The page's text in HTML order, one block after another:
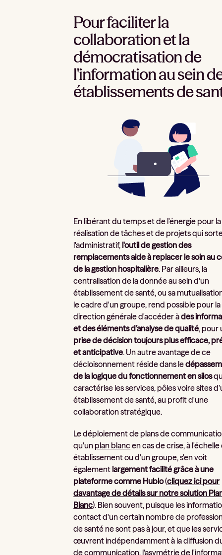
Pour faciliter la
collaboration et la
démocratisation de
l'information au sein
établissements de
En libérant du temps et de l'énergie pour la
réalisation de tâches et de projets qui
l'administratif, l'outil de gestion des
remplacements aide à replacer le soin au
de la gestion hospitalière. Par ailleurs, la
centralisation de la donnée au sein d'un
établissement de santé, ou sa
le cadre d'un groupe, rend possible pour la
direction générale d'accéder àdes
et des éléments d’analyse de qualité, pour
prise de décision toujours plus efficace,
et anticipative. Un autre avantage de ce
décloisonnement réside dans le
de la logique du fonctionnement en silos
caractérise les services, pôles voire sites
établissement de santé, au profit d'une
collaboration stratégique.
Le déploiement de plans de
qu'un plan blanc en cas de crise, à
établissement ou d'un groupe, s'en voit
également largement facilité grâce à une
plateforme comme Hublo(cliquez ici pour
davantage de détails sur notre solution
Blanc). Bien souvent, puisque les
contact d'un certain nombre de
de santé ne sont pas à jour, et que les
œuvrent indépendamment à la diffusion
de communication, l'asymétrie de